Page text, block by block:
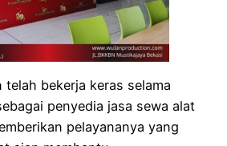
bekerja keras selama
penyedia jasa sewa alat
pelayananya yang